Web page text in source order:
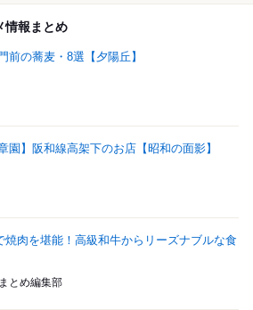
情報まとめ
前の蕎麦・8選【夕陽丘】
園】阪和線高架下のお店【昭和の面影】
焼肉を堪能！高級和牛からリーズナブルな食
とめ編集部